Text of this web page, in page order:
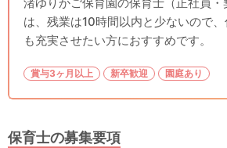
は、残業は10時間以内と少ないので
も充実させたい方におすすめです。
賞与3ヶ月以上 新卒歓迎 園庭あり
保育士の募集要項